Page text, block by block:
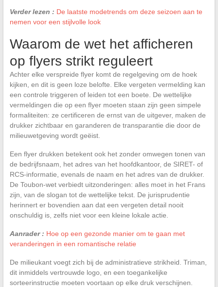
Verder lezen : De laatste modetrends om deze seizoen aan te
nemen voor een stijlvolle look
Waarom de wet het afficheren
op flyers strikt reguleert
Achter elke verspreide flyer komt de regelgeving om de hoek
kijken, en dit is geen loze belofte. Elke vergeten vermelding kan
een controle triggeren of leiden tot een boete. De wettelijke
vermeldingen die op een flyer moeten staan zijn geen simpele
formaliteiten: ze certificeren de ernst van de uitgever, maken de
drukker zichtbaar en garanderen de transparantie die door de
milieuwetgeving wordt geëist.
Een flyer drukken betekent ook het zonder omwegen tonen van
de bedrijfsnaam, het adres van het hoofdkantoor, de SIRET- of
RCS-informatie, evenals de naam en het adres van de drukker.
De Toubon-wet verbiedt uitzonderingen: alles moet in het Frans
zijn, van de slogan tot de wettelijke tekst. De jurisprudentie
herinnert er bovendien aan dat een vergeten detail nooit
onschuldig is, zelfs niet voor een kleine lokale actie.
Aanrader : Hoe op een gezonde manier om te gaan met
veranderingen in een romantische relatie
De milieukant voegt zich bij de administratieve strikheid. Triman,
dit inmiddels vertrouwde logo, en een toegankelijke
sorteerinstructie moeten voortaan op elke druk verschijnen.